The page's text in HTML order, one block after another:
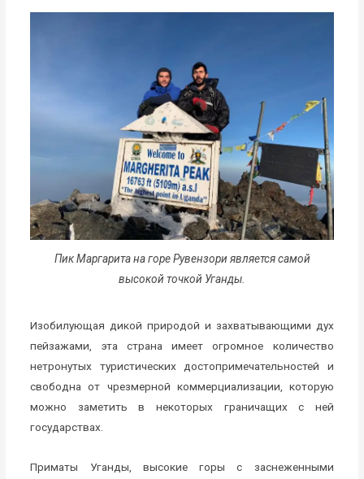
Пик Маргарита на горе Рувензори является самой
высокой точкой Уганды.
Изобилующая дикой природой и захватывающими дух
пейзажами, эта страна имеет огромное количество
нетронутых туристических достопримечательностей и
свободна от чрезмерной коммерциализации, которую
можно заметить в некоторых граничащих с ней
государствах.
Приматы Уганды, высокие горы с заснеженными